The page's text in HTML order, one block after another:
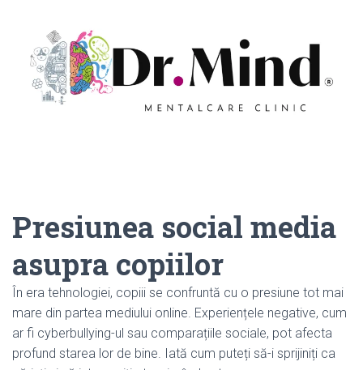
Presiunea social media
asupra copiilor
În era tehnologiei, copiii se confruntă cu o presiune tot mai
mare din partea mediului online. Experiențele negative, cum
ar fi cyberbullying-ul sau comparațiile sociale, pot afecta
profund starea lor de bine. Iată cum puteți să-i sprijiniți ca